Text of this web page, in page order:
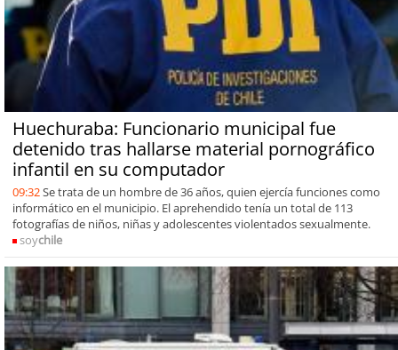
Huechuraba: Funcionario municipal fue
detenido tras hallarse material pornográfico
infantil en su computador
09:32Se trata de un hombre de 36 años, quien ejercía funciones como
informático en el municipio. El aprehendido tenía un total de 113
fotografías de niños, niñas y adolescentes violentados sexualmente.
soychile